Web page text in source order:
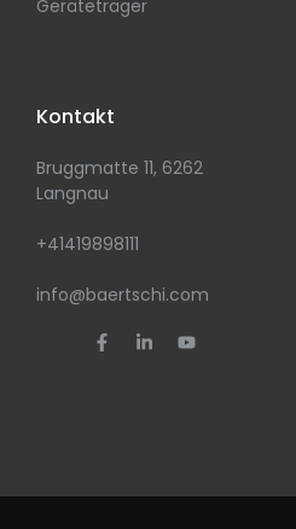
Geräteträger
Kontakt
Bruggmatte 11, 6262
Langnau
+41419898111
info@baertschi.com